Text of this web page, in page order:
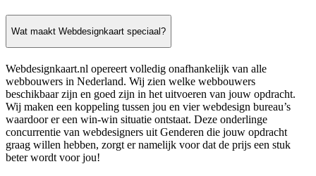
Wat maakt Webdesignkaart speciaal?
Webdesignkaart.nl opereert volledig onafhankelijk van alle
webbouwers in Nederland. Wij zien welke webbouwers
beschikbaar zijn en goed zijn in het uitvoeren van jouw opdracht.
Wij maken een koppeling tussen jou en vier webdesign bureau’s
waardoor er een win-win situatie ontstaat. Deze onderlinge
concurrentie van webdesigners uit Genderen die jouw opdracht
graag willen hebben, zorgt er namelijk voor dat de prijs een stuk
beter wordt voor jou!